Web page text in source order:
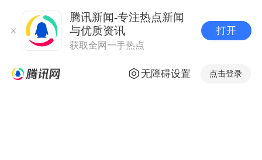
腾讯新闻-专注热点新闻
与优质资讯
获取全网一手热点
打开
无障碍设置 点击登录